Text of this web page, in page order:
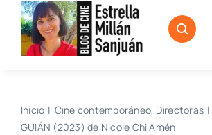
Inicio Cine contemporáneo Directoras
GUIÁN (2023) de Nicole Chi Amén